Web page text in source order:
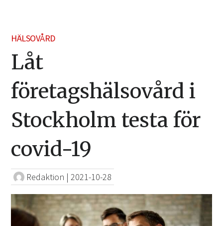
HÄLSOVÅRD
Låt
företagshälsovård i
Stockholm testa för
covid-19
Redaktion |2021-10-28